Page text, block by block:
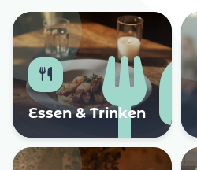
Essen & Trinken